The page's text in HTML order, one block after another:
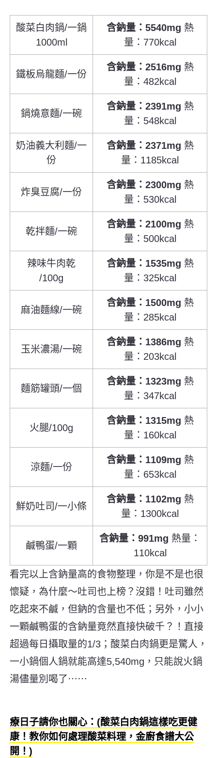
酸菜白肉鍋/一鍋
1000ml
含鈉量：5540mg 熱
量：770kcal
鐵板烏龍麵/一份
含鈉量：2516mg 熱
量：482kcal
鍋燒意麵/一碗
含鈉量：2391mg 熱
量：548kcal
奶油義大利麵/一
份
含鈉量：2371mg 熱
量：1185kcal
炸臭豆腐/一份
含鈉量：2300mg 熱
量：530kcal
乾拌麵/一碗
含鈉量：2100mg 熱
量：500kcal
辣味牛肉乾
/100g
含鈉量：1535mg 熱
量：325kcal
麻油麵線/一碗
含鈉量：1500mg 熱
量：285kcal
玉米濃湯/一碗
含鈉量：1386mg 熱
量：203kcal
麵筋罐頭/一個
含鈉量：1323mg 熱
量：347kcal
火腿/100g
含鈉量：1315mg 熱
量：160kcal
涼麵/一份
含鈉量：1109mg 熱
量：653kcal
鮮奶吐司/一小條
含鈉量：1102mg 熱
量：1300kcal
鹹鴨蛋/一顆
含鈉量：991mg 熱量：
110kcal
看完以上含鈉量高的食物整理，你是不是也很
懷疑，為什麼～吐司也上榜？沒錯！ 吐司雖然
吃起來不鹹，但鈉的含量也不低 ；另外， 小小
一顆鹹鴨蛋的含鈉量竟然直接快破千？！直接
超過每日攝取量的1/3；酸菜白肉鍋更是驚人，
一小鍋個人鍋就能高達5,540mg， 只能說火鍋
湯儘量別喝了⋯⋯
療日子請你也關心：(酸菜白肉鍋這樣吃更健
康！教你如何處理酸菜料理，金廚食譜大公
開！)